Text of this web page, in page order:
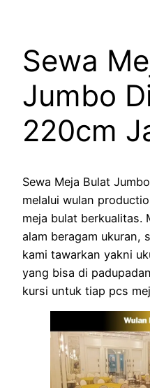
Sewa
Jumbo
220cm
Sewa Meja Bulat
melalui wulan
meja bulat berkualitas.
alam beragam ukuran,
kami tawarkan yakni
yang bisa di
kursi untuk tiap pcs